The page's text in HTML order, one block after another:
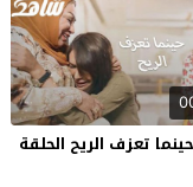
تعزف الريح الحلقة